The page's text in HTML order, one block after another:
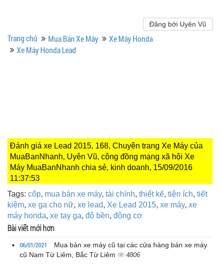
Đăng bởi Uyên Vũ
Trang chủ Mua Bán Xe Máy
Xe Máy Honda
Xe Máy Honda Lead
Đánh giá xe Lead 2015, 168, Chuyên trang Xe Máy của
MuaBanNhanh, Uyên Vũ, cộng đồng mạng xã hội Xe
Máy MuaBanNhanh chia sẻ, kinh doanh, 15/09/2016
11:37:53
Tags: cốp, mua bán xe máy, tài chính, thiết kế, tiện ích, tiết
kiệm, xe ga cho nữ, xe lead, Xe Lead 2015, xe máy, xe
máy honda, xe tay ga, độ bền, động cơ
Bài viết mới hơn
06/01/2021
Mua bán xe máy cũ tại các cửa hàng bán xe máy
cũ Nam Từ Liêm, Bắc Từ Liêm
4806